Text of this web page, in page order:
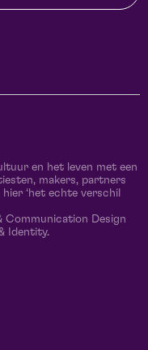
en het leven met een
makers, partners
‘het echte verschil
Communication Design
Identity.